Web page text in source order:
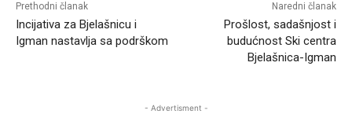
Prethodni članak
Incijativa za Bjelašnicu i
Igman nastavlja sa podrškom
Naredni članak
Prošlost, sadašnjost i
budućnost Ski centra
Bjelašnica-Igman
- Advertisment -